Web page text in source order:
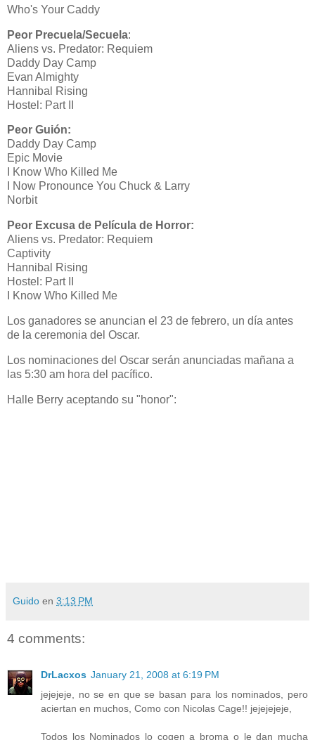
Who's Your Caddy
Peor Precuela/Secuela:
Aliens vs. Predator: Requiem
Daddy Day Camp
Evan Almighty
Hannibal Rising
Hostel: Part II
Peor Guión:
Daddy Day Camp
Epic Movie
I Know Who Killed Me
I Now Pronounce You Chuck & Larry
Norbit
Peor Excusa de Película de Horror:
Aliens vs. Predator: Requiem
Captivity
Hannibal Rising
Hostel: Part II
I Know Who Killed Me
Los ganadores se anuncian el 23 de febrero, un día antes
de la ceremonia del Oscar.
Los nominaciones del Oscar serán anunciadas mañana a
las 5:30 am hora del pacífico.
Halle Berry aceptando su "honor":
Guido en 3:13 PM
4 comments:
DrLacxos January 21, 2008 at 6:19 PM
jejejeje, no se en que se basan para los nominados, pero
aciertan en muchos, Como con Nicolas Cage!! jejejejeje,
Todos los Nominados lo cogen a broma o le dan mucha